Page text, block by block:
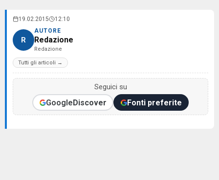
19.02.2015 12:10
R
AUTORE
Redazione
Redazione
Tutti gli articoli →
Seguici su
GoogleDiscover Fonti preferite